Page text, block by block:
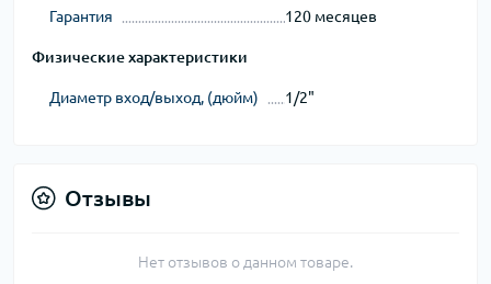
Гарантия 120 месяцев
Физические характеристики
Диаметр вход/выход, (дюйм) 1/2"
Отзывы
Нет отзывов о данном товаре.